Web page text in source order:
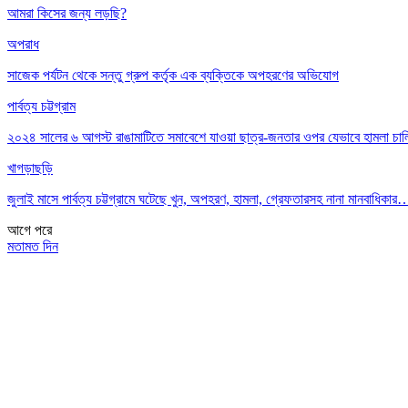
আমরা কিসের জন্য লড়ছি?
অপরাধ
সাজেক পর্যটন থেকে সন্তু গ্রুপ কর্তৃক এক ব্যক্তিকে অপহরণের অভিযোগ
পার্বত্য চট্টগ্রাম
২০২৪ সালের ৬ আগস্ট রাঙামাটিতে সমাবেশে যাওয়া ছাত্র-জনতার ওপর যেভাবে হামলা
খাগড়াছড়ি
জুলাই মাসে পার্বত্য চট্টগ্রামে ঘটেছে খুন, অপহরণ, হামলা, গ্রেফতারসহ নানা
আগে পরে
মতামত দিন